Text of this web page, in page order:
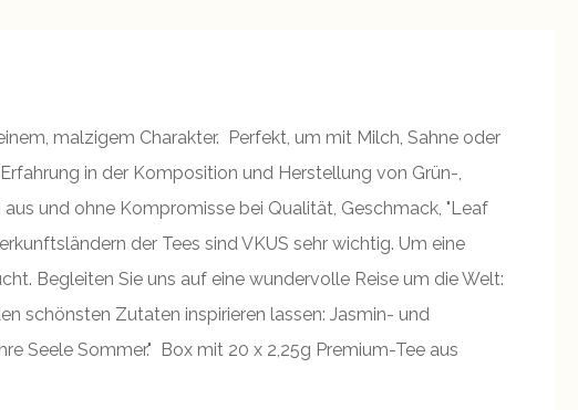
malzigem Charakter. Perfekt, um mit Milch, Sahne oder
in der Komposition und Herstellung von Grün-,
und ohne Kompromisse bei Qualität, Geschmack, "Leaf
der Tees sind VKUS sehr wichtig. Um eine
Begleiten Sie uns auf eine wundervolle Reise um die Welt:
schönsten Zutaten inspirieren lassen: Jasmin- und
Seele Sommer." Box mit 20 x 2,25g Premium-Tee aus